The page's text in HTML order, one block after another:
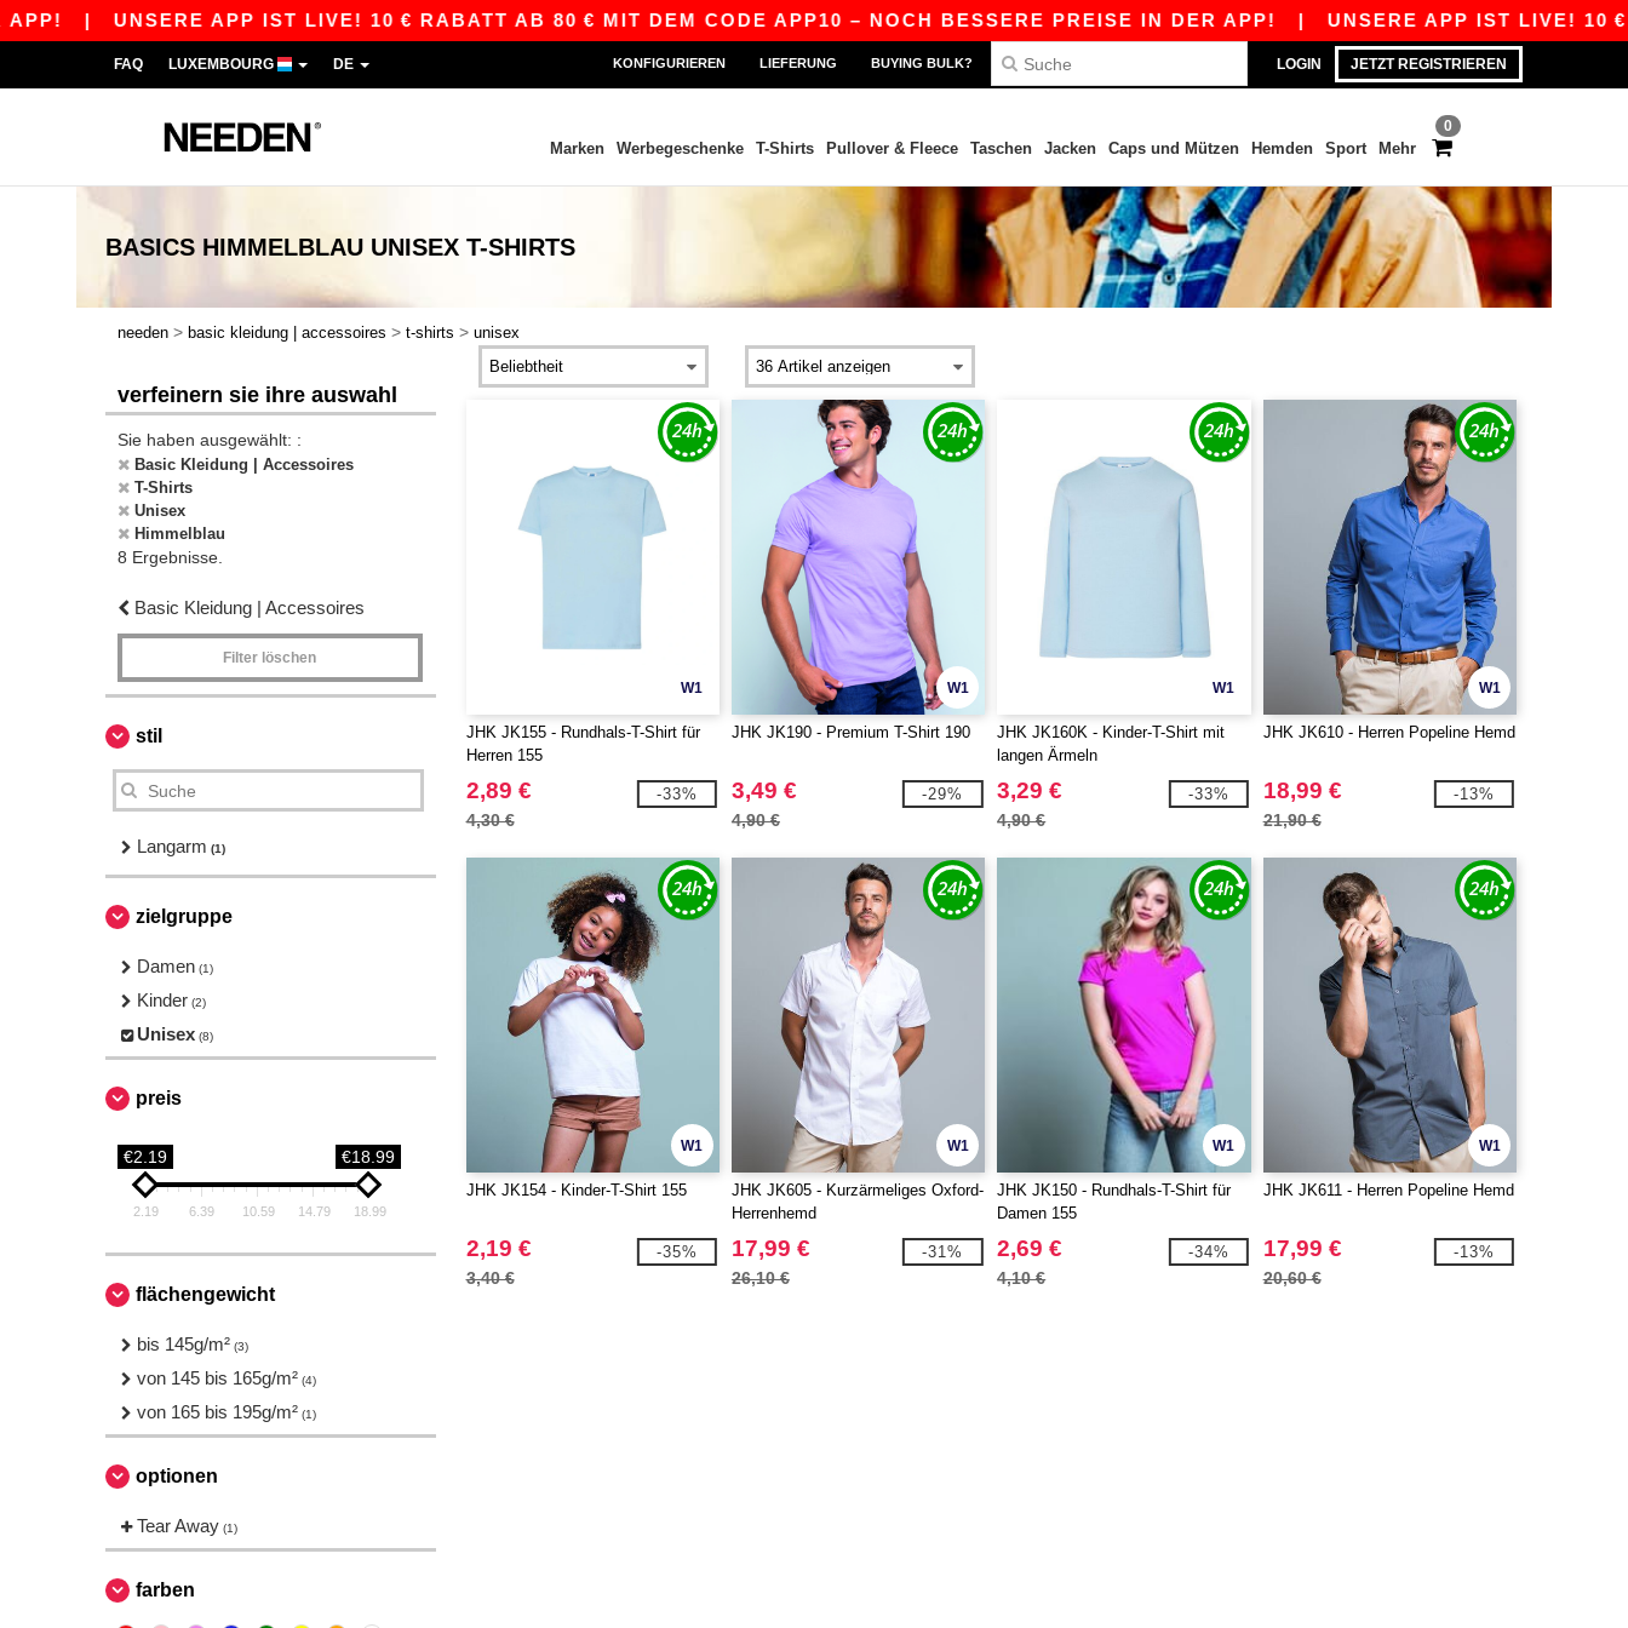
| UNSERE APP IST LIVE! 10 € RABATT AB 80 € MIT DEM CODE APP10 – NOCH BESSERE PREISE IN DER APP!| UNSERE APP IST LIVE! 10 €
LOGIN JETZT REGISTRIEREN
FAQ LUXEMBOURG DE KONFIGURIEREN LIEFERUNG BUYING BULK?
0
Marken Werbegeschenke T-Shirts Pullover & Fleece Taschen Jacken Caps und Mützen Hemden Sport Mehr
BASICS HIMMELBLAU UNISEX T-SHIRTS
needen > basic kleidung | accessoires > t-shirts > unisex
verfeinern sie ihre auswahl
Sie haben ausgewählt: :
Basic Kleidung | Accessoires
T-Shirts
Unisex
Himmelblau
8 Ergebnisse.
Basic Kleidung | Accessoires
Filter löschen
stil
Langarm (1)
zielgruppe
Damen (1)
Kinder (2)
Unisex (8)
preis
€2.19 €18.99
2.19 6.39 10.59 14.79 18.99
flächengewicht
bis 145g/m² (3)
von 145 bis 165g/m² (4)
von 165 bis 195g/m² (1)
optionen
Tear Away (1)
farben
W1
JHK JK155 - Rundhals-T-Shirt für
Herren 155
2,89 €
4,30 €
-33%
W1
JHK JK190 - Premium T-Shirt 190
3,49 €
4,90 €
-29%
W1
JHK JK160K - Kinder-T-Shirt mit
langen Ärmeln
3,29 €
4,90 €
-33%
W1
JHK JK610 - Herren Popeline Hemd
18,99 €
21,90 €
-13%
W1
JHK JK154 - Kinder-T-Shirt 155
2,19 €
3,40 €
-35%
W1
JHK JK605 - Kurzärmeliges Oxford-
Herrenhemd
17,99 €
26,10 €
-31%
W1
JHK JK150 - Rundhals-T-Shirt für
Damen 155
2,69 €
4,10 €
-34%
W1
JHK JK611 - Herren Popeline Hemd
17,99 €
20,60 €
-13%